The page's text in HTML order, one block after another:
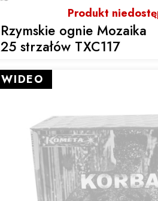
Produkt
Rzymskie ognie Mozaika
25 strzałów TXC117
WIDEO